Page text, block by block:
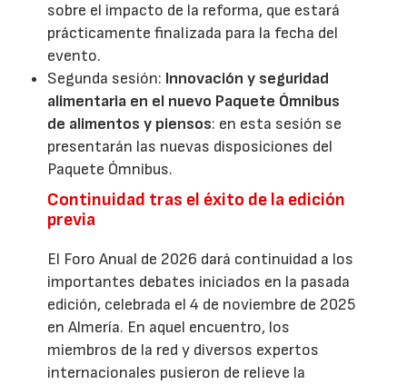
sobre el impacto de la reforma, que estará
prácticamente finalizada para la fecha del
evento.
Segunda sesión: Innovación y seguridad
alimentaria en el nuevo Paquete Ómnibus
de alimentos y piensos: en esta sesión se
presentarán las nuevas disposiciones del
Paquete Ómnibus.
Continuidad tras el éxito de la edición
previa
El Foro Anual de 2026 dará continuidad a los
importantes debates iniciados en la pasada
edición, celebrada el 4 de noviembre de 2025
en Almería. En aquel encuentro, los
miembros de la red y diversos expertos
internacionales pusieron de relieve la